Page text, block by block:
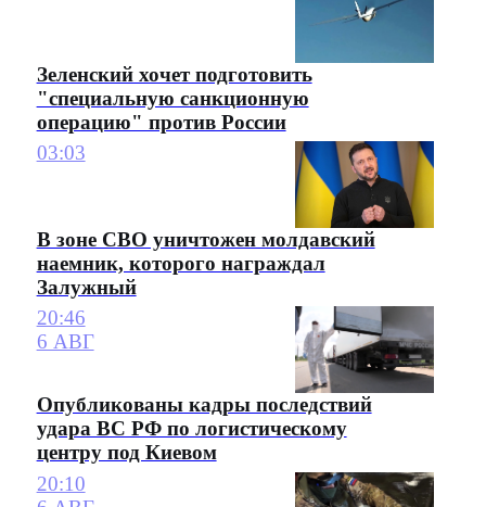
Зеленский хочет подготовить
"специальную санкционную
операцию" против России
03:03
В зоне СВО уничтожен молдавский
наемник, которого награждал
Залужный
20:46
6 АВГ
Опубликованы кадры последствий
удара ВС РФ по логистическому
центру под Киевом
20:10